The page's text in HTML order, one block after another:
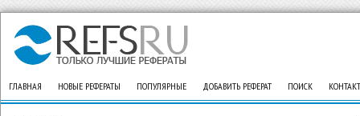
ГЛАВНАЯ НОВЫЕ РЕФЕРАТЫ ПОПУЛЯРНЫЕ ДОБАВИТЬ РЕФЕРАТ ПОИСК